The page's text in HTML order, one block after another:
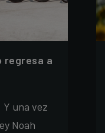
regresa a
una vez
Noah